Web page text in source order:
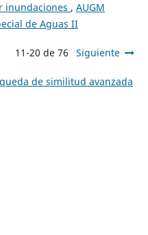
inundaciones , AUGM
de Aguas II
11-20 de 76 Siguiente
de similitud avanzada